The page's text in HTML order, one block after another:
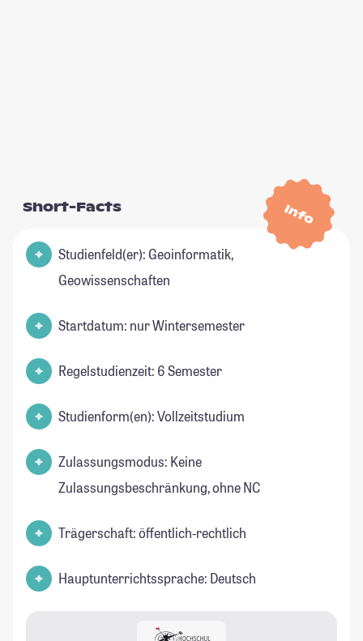
Info
Short-Facts
Studienfeld(er): Geoinformatik,
Geowissenschaften
Startdatum: nur Wintersemester
Regelstudienzeit: 6 Semester
Studienform(en): Vollzeitstudium
Zulassungsmodus: Keine
Zulassungsbeschränkung, ohne NC
Trägerschaft: öffentlich-rechtlich
Hauptunterrichtssprache: Deutsch